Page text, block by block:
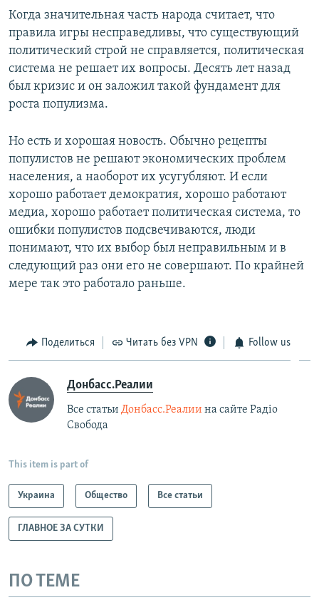
Когда значительная часть народа считает, что
правила игры несправедливы, что существующий
политический строй не справляется, политическая
система не решает их вопросы. Десять лет назад
был кризис и он заложил такой фундамент для
роста популизма.
​Но есть и хорошая новость. Обычно рецепты
популистов не решают экономических проблем
населения, а наоборот их усугубляют. И если
хорошо работает демократия, хорошо работают
медиа, хорошо работает политическая система, то
ошибки популистов подсвечиваются, люди
понимают, что их выбор был неправильным и в
следующий раз они его не совершают. По крайней
мере так это работало раньше.
Поделиться Читать без VPN Follow us
Донбасс.Реалии
Все статьи Донбасс.Реалии на сайте Радіо
Свобода
This item is part of
Украина Общество Все статьи
ГЛАВНОЕ ЗА СУТКИ
ПО ТЕМЕ